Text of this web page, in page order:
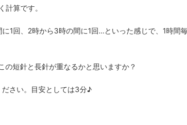
計算です。
1回、2時から3時の間に1回...といった感じで、1時間
の短針と長針が重なるかと思いますか？
さい。目安としては3分♪